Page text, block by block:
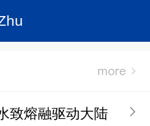
致熔融驱动大陆